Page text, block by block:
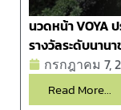
นวดหน้า VOYA
รางวัลระดับนาน
กรกฎาคม 7,
Read More...